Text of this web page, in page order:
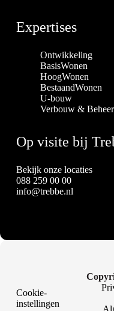
Expertises
Ontwikkeling
BasisWonen
HoogWonen
BestaandWonen
U-bouw
Verbouw & Beheer
Op visite bij
Bekijk onze locaties
088 259 00 00
info@trebbe.nl
Cookie-
instellingen